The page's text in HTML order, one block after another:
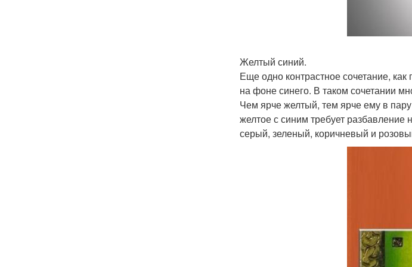
Желтый синий.
Еще одно контрастное сочетание,
на фоне синего. В таком сочетании
Чем ярче желтый, тем ярче ему в
желтое с синим требует
серый, зеленый, коричневый и